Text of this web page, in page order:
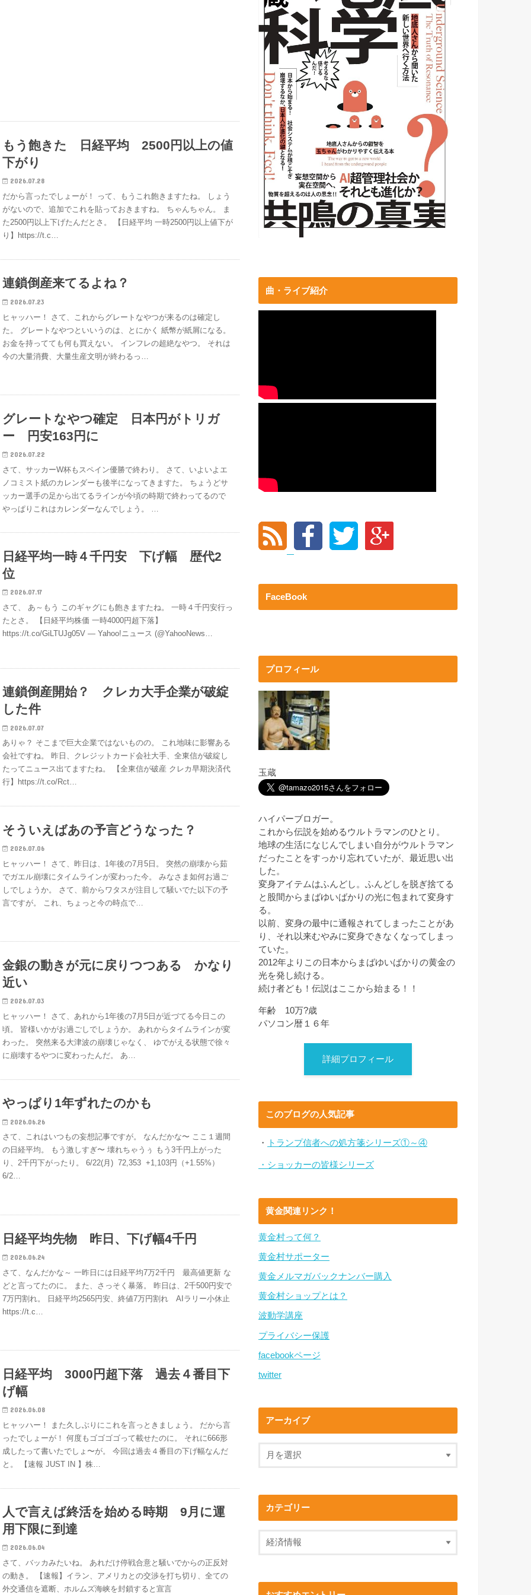
もう飽きた 日経平均 2500円以上の値
下がり
2026.07.28
だから言ったでしょーが！ って、もうこれ飽きますたね。 しょう
がないので、追加でこれを貼っておきますね。 ちゃんちゃん。 ま
た2500円以上下げたんだとさ。 【日経平均 一時2500円以上値下が
り】https://t.c…
連鎖倒産来てるよね？
2026.07.23
ヒャッハー！ さて、これからグレートなやつが来るのは確定し
た。 グレートなやつといいうのは、とにかく 紙幣が紙屑になる。
お金を持ってても何も買えない。 インフレの超絶なやつ。 それは
今の大量消費、大量生産文明が終わるっ…
グレートなやつ確定 日本円がトリガ
ー 円安163円に
2026.07.22
さて、サッカーW杯もスペイン優勝で終わり。 さて、いよいよエ
ノコミスト紙のカレンダーも後半になってきますた。 ちょうどサ
ッカー選手の足から出てるラインが今頃の時期で終わってるので
やっぱりこれはカレンダーなんでしょう。 …
日経平均一時４千円安 下げ幅 歴代2
位
2026.07.17
さて、 あ～もう このギャグにも飽きますたね。 一時４千円安行っ
たとさ。 【日経平均株価 一時4000円超下落】
https://t.co/GiLTUJg05V — Yahoo!ニュース (@YahooNews…
連鎖倒産開始？ クレカ大手企業が破綻
した件
2026.07.07
ありゃ？ そこまで巨大企業ではないものの。 これ地味に影響ある
会社ですね。 昨日、クレジットカード会社大手、全東信が破綻し
たってニュース出てますたね。 【全東信が破産 クレカ早期決済代
行】https://t.co/Rct…
そういえばあの予言どうなった？
2026.07.06
ヒャッハー！ さて、昨日は、1年後の7月5日。 突然の崩壊から茹
でガエル崩壊にタイムラインが変わった今。 みなさま如何お過ご
しでしょうか。 さて、前からワタスが注目して騒いでた以下の予
言ですが。 これ、ちょっと今の時点で…
金銀の動きが元に戻りつつある かなり
近い
2026.07.03
ヒャッハー！ さて、あれから1年後の7月5日が近づてる今日この
頃。 皆様いかがお過ごしでしょうか。 あれからタイムラインが変
わった。 突然来る大津波の崩壊じゃなく、 ゆでがえる状態で徐々
に崩壊するやつに変わったんだ。 あ…
やっぱり1年ずれたのかも
2026.06.26
さて、これはいつもの妄想記事ですが。 なんだかな〜 ここ１週間
の日経平均。 もう激しすぎ〜 壊れちゃうぅ もう3千円上がった
り、2千円下がったり。 6/22(月) 72,353 +1,103円（+1.55%）
6/2…
日経平均先物 昨日、下げ幅4千円
2026.06.24
さて、なんだかな～ 一昨日には日経平均7万2千円 最高値更新 な
どと言ってたのに。 また、さっそく暴落。 昨日は、2千500円安で
7万円割れ。 日経平均2565円安、終値7万円割れ AIラリー小休止
https://t.c…
日経平均 3000円超下落 過去４番目下
げ幅
2026.06.08
ヒャッハー！ また久しぶりにこれを言っときましょう。 だから言
ったでしょーが！ 何度もゴゴゴゴって載せたのに。 それに666形
成したって書いたでしょ〜が。 今回は過去４番目の下げ幅なんだ
と。 【速報 JUST IN 】株…
人で言えば終活を始める時期 9月に運
用下限に到達
2026.06.04
さて、バッカみたいね。 あれだけ停戦合意と騒いでからの正反対
の動き。 【速報】イラン、アメリカとの交渉を打ち切り、全ての
外交通信を遮断、ホルムズ海峡を封鎖すると宣言
曲・ライブ紹介
FaceBook
プロフィール
玉蔵
ハイパーブロガー。
これから伝説を始めるウルトラマンのひとり。
地球の生活になじんでしまい自分がウルトラマン
だったことをすっかり忘れていたが、最近思い出
した。
変身アイテムはふんどし。ふんどしを脱ぎ捨てる
と股間からまばゆいばかりの光に包まれて変身す
る。
以前、変身の最中に通報されてしまったことがあ
り、それ以来むやみに変身できなくなってしまっ
ていた。
2012年よりこの日本からまばゆいばかりの黄金の
光を発し続ける。
続け者ども！伝説はここから始まる！！
年齢 10万?歳
パソコン暦１６年
詳細プロフィール
このブログの人気記事
・ トランプ信者への処方箋シリーズ①～④
・ショッカーの皆様シリーズ
黄金関連リンク！
黄金村って何？
黄金村サポーター
黄金メルマガバックナンバー購入
黄金村ショップとは？
波動学講座
プライバシー保護
facebookページ
twitter
アーカイブ
カテゴリー